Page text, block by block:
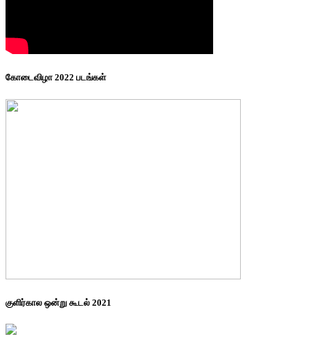
கோடைவிழா 2022 படங்கள்
குளிர்கால ஒன்று கூடல் 2021